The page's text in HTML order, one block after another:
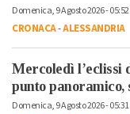
Domenica, 9 Agosto 2026 - 05:52
CRONACA-ALESSANDRIA
Mercoledì l’eclissi
punto
Domenica, 9 Agosto 2026 - 05:31